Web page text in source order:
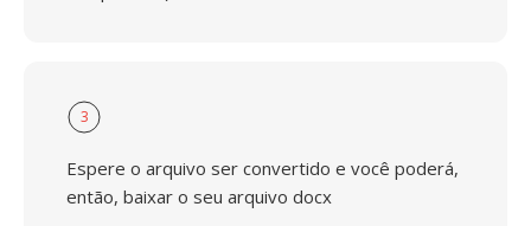
3
Espere o arquivo ser convertido e você poderá,
então, baixar o seu arquivo docx